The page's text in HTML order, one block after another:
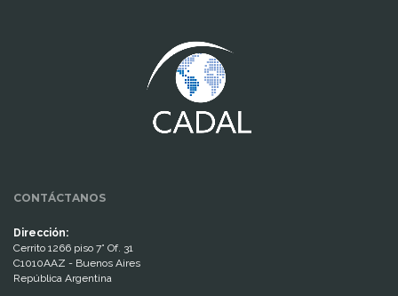
CONTÁCTANOS
Dirección:
Cerrito 1266 piso 7° Of. 31
C1010AAZ - Buenos Aires
República Argentina